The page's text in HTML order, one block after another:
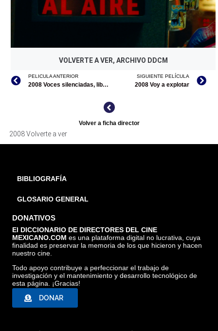
VOLVERTE A VER, ARCHIVO DDCM
PELICULA ANTERIOR
2008 Voces silenciadas, libertad amenazada/documental
SIGUIENTE PELÍCULA
2008 Voy a explotar
Volver a ficha director
2008 Volverte a ver
BIBLIOGRAFÍA
GLOSARIO GENERAL
DONATIVOS
El DICCIONARIO DE DIRECTORES DEL CINE
MEXICANO.COM es una plataforma digital no lucrativa, cuya
finalidad es preservar la memoria de los que hicieron y hacen
nuestro cine.
Todo apoyo contribuye a perfeccionar el trabajo de
investigación y el mantenimiento y desarrollo tecnológico de
esta página. ¡Gracias!
DONAR